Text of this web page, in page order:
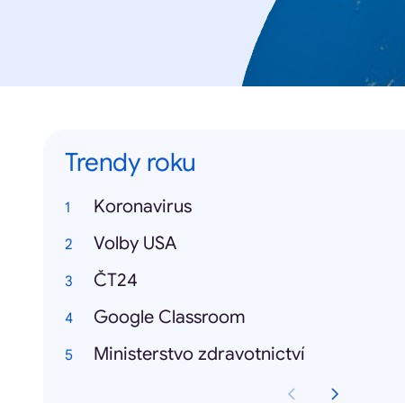
Trendy roku
Koronavirus
Volby USA
ČT24
Google Classroom
Ministerstvo zdravotnictví